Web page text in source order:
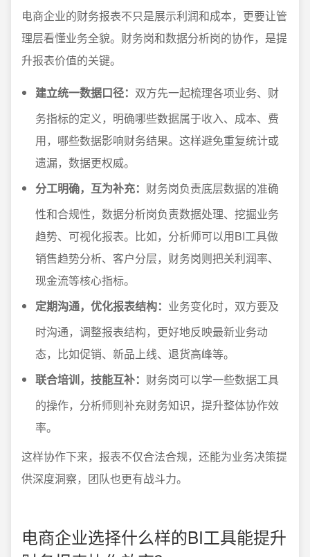
电商企业的财务报表不只是展示利润和成本，更要让管
理层看懂业务全貌。财务岗和数据分析岗的协作，是提
升报表价值的关键。
建立统一数据口径： 双方先一起梳理各项业务、财
务指标的定义，明确哪些数据属于收入、成本、费
用，哪些数据影响财务结果。这样避免重复统计或
遗漏，数据更权威。
分工明确，互为补充： 财务岗负责底层数据的准确
性和合规性，数据分析岗负责数据处理、挖掘业务
趋势、可视化报表。比如，分析师可以用BI工具做
销售趋势分析、客户分层，财务岗则把关利润率、
现金流等核心指标。
定期沟通，优化报表结构： 业务变化时，双方要及
时沟通，调整报表结构，更好地反映最新业务动
态，比如促销、新品上线、退货高峰等。
联合培训，技能互补： 财务岗可以学一些数据工具
的操作，分析师则补充财务知识，提升整体协作效
率。
这样协作下来，报表不仅合法合规，还能为业务决策提
供深度洞察，团队也更有战斗力。
电商企业选择什么样的BI工具能提升